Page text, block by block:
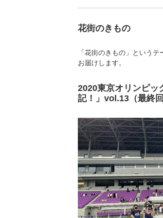
花街のきもの
「花街のきもの」という
お届けします。
2020東京オリンピッ
記！」vol.13（最終回